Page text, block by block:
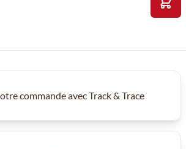
commande avec Track & Trace